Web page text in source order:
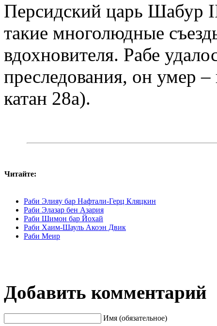
Персидский царь Шабур
такие многолюдные
вдохновителя. Рабе
преследования, он умер
катан 28а).
Читайте:
Раби Элияу бар Нафтали-Герц Кляцкин
Раби Элазар бен Азария
Раби Шимон бар Йохай
Раби Хаим-Шауль Акоэн Двик
Раби Меир
Добавить комментарий
Имя (обязательное)